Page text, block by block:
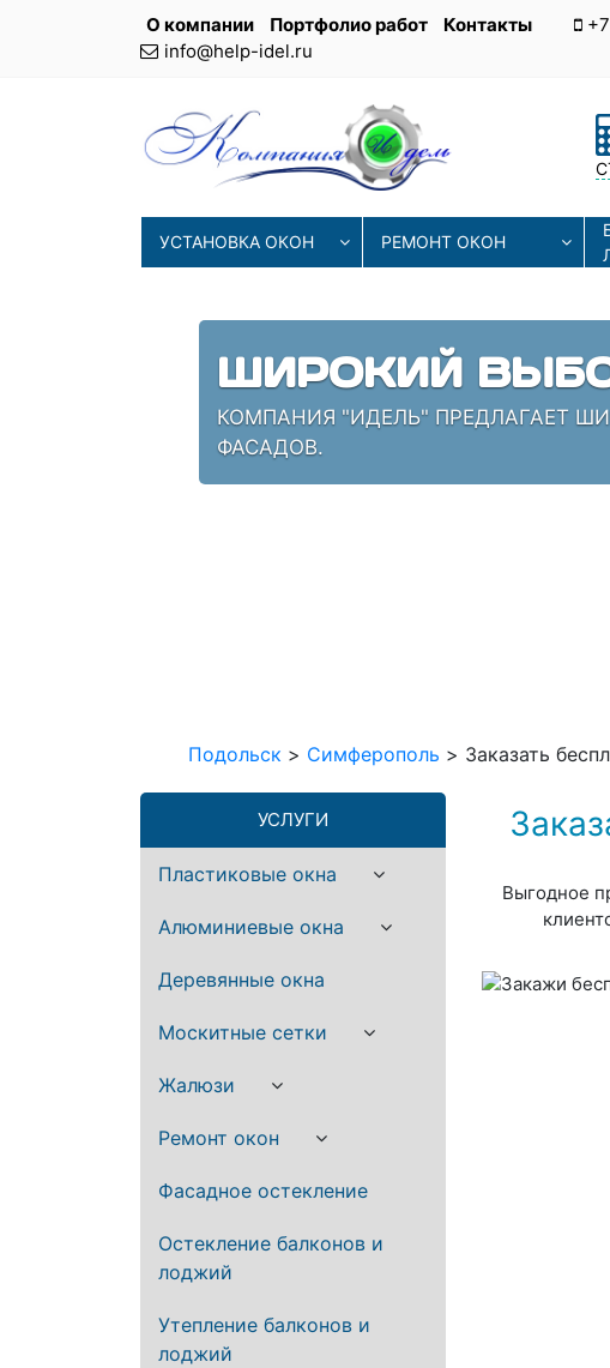
О компании Портфолио работ Контакты
info@help-idel.ru
УСТАНОВКА ОКОН РЕМОНТ ОКОН
НАШИ МАСТЕРА
ПРОВЕРЕННЫЕ
Подольск > Симферополь > Заказать
УСЛУГИ
Пластиковые окна
Алюминиевые окна
Деревянные окна
Москитные сетки
Жалюзи
Ремонт окон
Фасадное остекление
Остекление балконов и
лоджий
Утепление балконов и
лоджий
Выгодное